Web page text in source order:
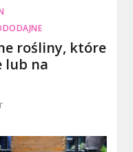
rośliny, które
lub na